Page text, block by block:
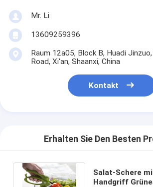
Mr. Li
13609259396
Raum 12a05, Block B, Huadi
Road, Xi'an, Shaanxi, China
Kontakt
Erhalten Sie Den Besten
Salat-Schere
Handgriff